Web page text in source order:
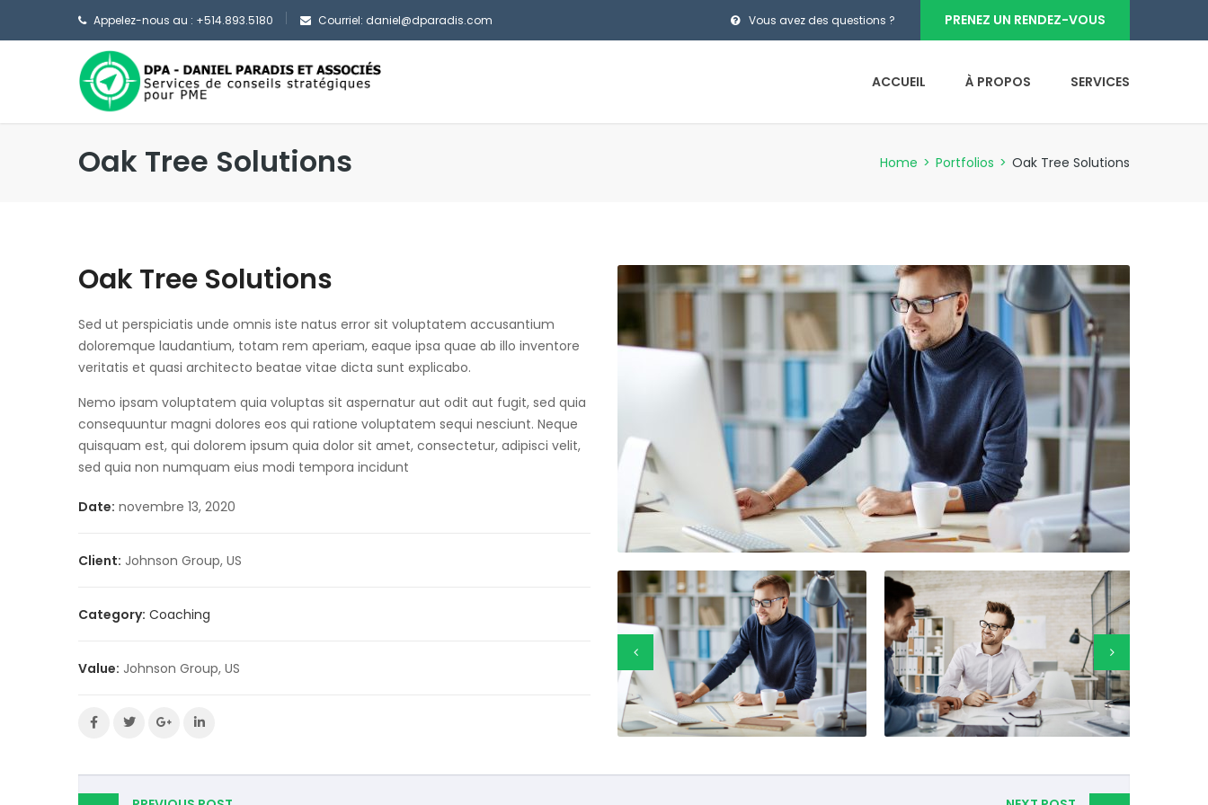
Appelez-nous au : +514.893.5180 Courriel: daniel@dparadis.com Vous avez des questions ? PRENEZ UN RENDEZ-VOUS
ACCUEIL À PROPOS SERVICES
Oak Tree Solutions Home > Portfolios > Oak Tree Solutions
Oak Tree Solutions
Sed ut perspiciatis unde omnis iste natus error sit voluptatem accusantium
doloremque laudantium, totam rem aperiam, eaque ipsa quae ab illo inventore
veritatis et quasi architecto beatae vitae dicta sunt explicabo.
Nemo ipsam voluptatem quia voluptas sit aspernatur aut odit aut fugit, sed quia
consequuntur magni dolores eos qui ratione voluptatem sequi nesciunt. Neque
quisquam est, qui dolorem ipsum quia dolor sit amet, consectetur, adipisci velit,
sed quia non numquam eius modi tempora incidunt
Date: novembre 13, 2020
Client: Johnson Group, US
Category: Coaching
Value: Johnson Group, US